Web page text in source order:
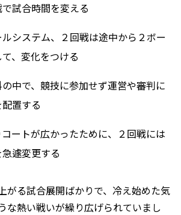
試合時間を変える
システム、２回戦は途中から２ボー
、変化をつける
中で、競技に参加せず運営や審判に
置する
ートが広かったために、２回戦には
遽変更する
がる試合展開ばかりで、冷え始めた気
な熱い戦いが繰り広げられていまし